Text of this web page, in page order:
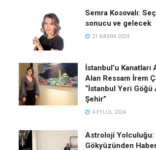
Semra Kosovalı:
sonucu ve gelecek
21 KASIM 2024
İstanbul’u Kanatları
Alan Ressam İrem
“İstanbul Yeri Göğü
Şehir”
4 EYLÜL 2024
Astroloji Yolculuğu:
Gökyüzünden